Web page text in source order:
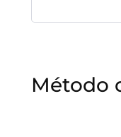
Método